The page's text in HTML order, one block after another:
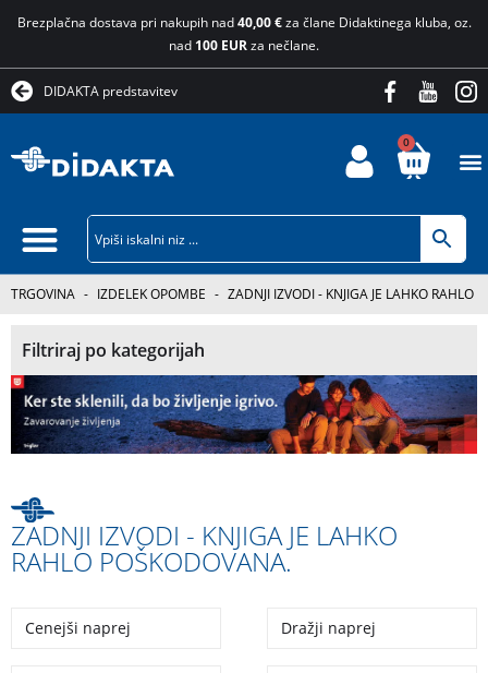
Brezplačna dostava pri nakupih nad40,00 €za člane Didaktinega kluba, oz.
nad 100 EURza nečlane.
DIDAKTA predstavitev
0
TRGOVINA - IZDELEK OPOMBE - ZADNJI IZVODI - KNJIGA JE LAHKO RAHLO
Filtriraj po kategorijah
ZADNJI IZVODI - KNJIGA JE LAHKO
RAHLO POŠKODOVANA.
Cenejši naprej Dražji naprej